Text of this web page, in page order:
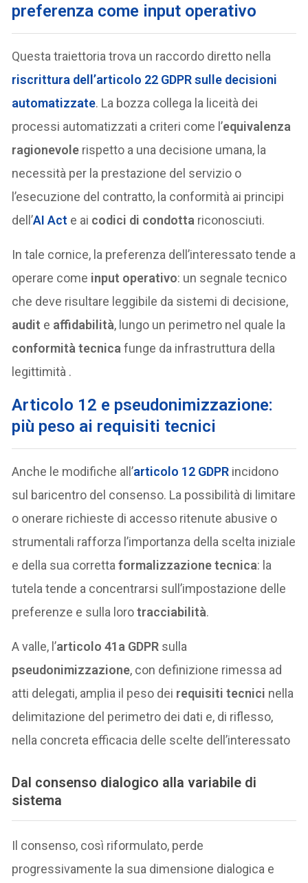
preferenza come input operativo
Questa traiettoria trova un raccordo diretto nella
riscrittura dell’articolo 22 GDPRsulle decisioni
automatizzate. La bozza collega la liceità dei
processi automatizzati a criteri come l’equivalenza
ragionevole rispetto a una decisione umana, la
necessità per la prestazione del servizio o
l’esecuzione del contratto, la conformità ai principi
dell’AI Act e ai codici di condotta riconosciuti.
In tale cornice, la preferenza dell’interessato tende a
operare come input operativo: un segnale tecnico
che deve risultare leggibile da sistemi di decisione,
audit e affidabilità, lungo un perimetro nel quale la
conformità tecnica funge da infrastruttura della
legittimità .
Articolo 12 e pseudonimizzazione:
più peso ai requisiti tecnici
Anche le modifiche all’articolo 12 GDPR incidono
sul baricentro del consenso. La possibilità di limitare
o onerare richieste di accesso ritenute abusive o
strumentali rafforza l’importanza della scelta iniziale
e della sua correttaformalizzazione tecnica: la
tutela tende a concentrarsi sull’impostazione delle
preferenze e sulla lorotracciabilità.
A valle, l’articolo 41a GDPR sulla
pseudonimizzazione, con definizione rimessa ad
atti delegati, amplia il peso dei requisiti tecnici nella
delimitazione del perimetro dei dati e, di riflesso,
nella concreta efficacia delle scelte dell’interessato
Dal consenso dialogico alla variabile di
sistema
Il consenso, così riformulato, perde
progressivamente la sua dimensione dialogica e